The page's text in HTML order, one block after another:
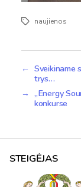
Žymosnaujienos
← Sveikiname
trys…
→ „Energy
konkurse
STEIGĖJAS